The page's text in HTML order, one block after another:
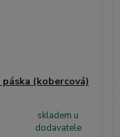
(kobercová)
skladem u
dodavatele